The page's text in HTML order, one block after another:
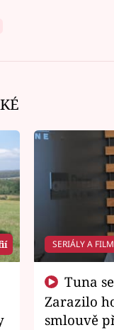
SERIÁLY A
Zarazilo
smlouvě